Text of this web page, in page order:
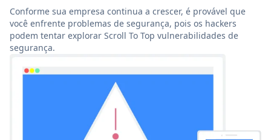
Conforme sua empresa continua a crescer, é provável que
você enfrente problemas de segurança, pois os hackers
podem tentar explorar Scroll To Top vulnerabilidades de
segurança.